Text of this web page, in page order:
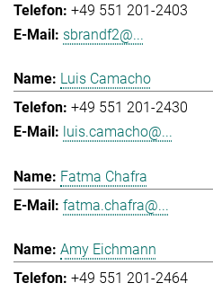
+49 551 201-2403
sbrandf2@...
Luis Camacho
+49 551 201-2430
luis.camacho@...
Fatma Chafra
fatma.chafra@...
Amy Eichmann
+49 551 201-2464